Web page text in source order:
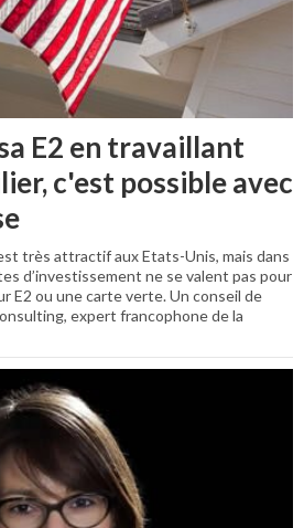
E2 en travaillant
c'est possible avec
très attractif aux Etats-Unis, mais dans
d’investissement ne se valent pas pour
E2 ou une carte verte. Un conseil de
expert francophone de la